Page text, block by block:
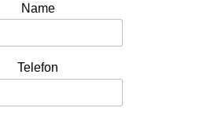
Name
Telefon